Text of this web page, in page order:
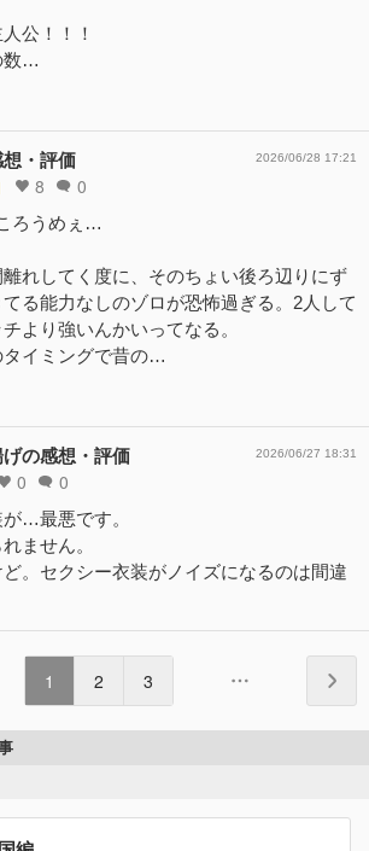
公！！！
数…
・評価
8 0
2026/06/28 17:21
ろうめぇ…
れしてく度に、そのちょい後ろ辺りにず
る能力なしのゾロが恐怖過ぎる。2人して
より強いんかいってなる。
タイミングで昔の…
の感想・評価
0 0
2026/06/27 18:31
…最悪です。
ません。
。セクシー衣装がノイズになるのは間違
1 2 3